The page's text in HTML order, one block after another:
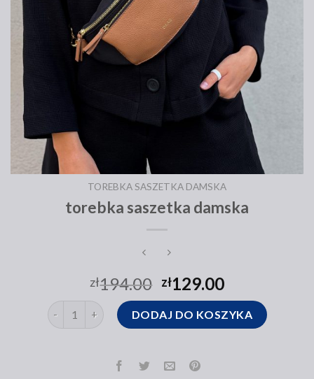
TOREBKA SASZETKA DAMSKA
torebka saszetka damska
zł194.00 zł129.00
ilość torebka saszetka damskaDODAJ DO KOSZYKA